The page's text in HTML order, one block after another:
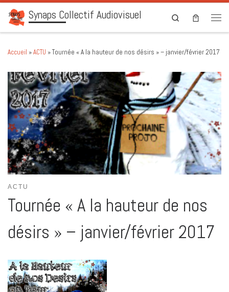
Skip to content
Synaps Collectif Audiovisuel
Search
Accueil »ACTU »Tournée « A la hauteur de nos désirs » – janvier/février 2017
ACTU
Tournée « A la hauteur de nos
désirs » – janvier/février 2017